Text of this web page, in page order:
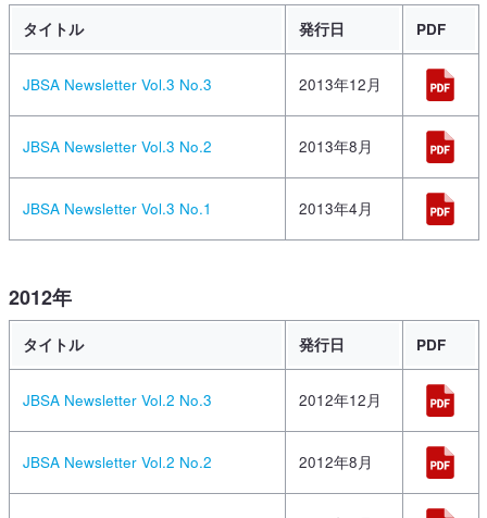
タイトル 発行日 PDF
JBSA Newsletter Vol.3 No.3 2013年12月
JBSA Newsletter Vol.3 No.2 2013年8月
JBSA Newsletter Vol.3 No.1 2013年4月
2012年
タイトル 発行日 PDF
JBSA Newsletter Vol.2 No.3 2012年12月
JBSA Newsletter Vol.2 No.2 2012年8月